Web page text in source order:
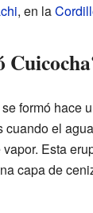
, en la
formó hace
cuando el
Esta
capa de